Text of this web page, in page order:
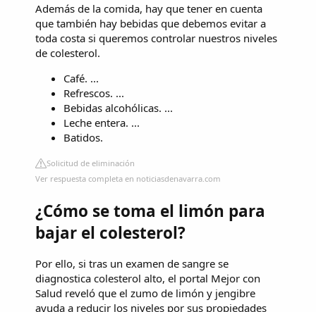
Además de la comida, hay que tener en cuenta
que también hay bebidas que debemos evitar a
toda costa si queremos controlar nuestros niveles
de colesterol.
Café. ...
Refrescos. ...
Bebidas alcohólicas. ...
Leche entera. ...
Batidos.
Solicitud de eliminación
Ver respuesta completa en noticiasdenavarra.com
¿Cómo se toma el limón para
bajar el colesterol?
Por ello, si tras un examen de sangre se
diagnostica colesterol alto, el portal Mejor con
Salud reveló que el zumo de limón y jengibre
ayuda a reducir los niveles por sus propiedades